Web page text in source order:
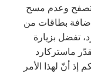
وعدم مسح
بطاقات من
تفضل بزيارة
ماستركارد
إذ أنّ لهذا الأمر